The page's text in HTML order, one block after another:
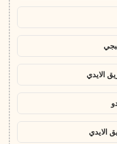
الايدي
الايدي